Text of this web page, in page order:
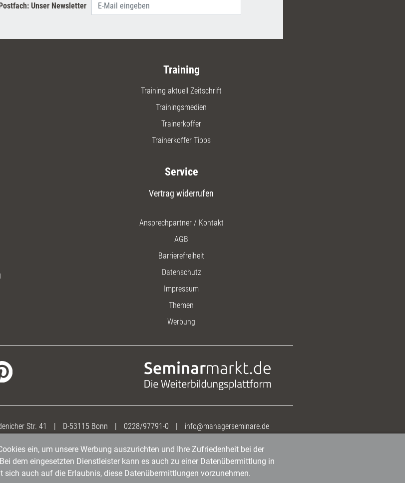
Unser Newsletter
Training
Training aktuell Zeitschrift
Trainingsmedien
Trainerkoffer
Trainerkoffer Tipps
Service
Vertrag widerrufen
Ansprechpartner / Kontakt
AGB
Barrierefreiheit
Datenschutz
Impressum
Themen
Werbung
Str. 41 | D-53115 Bonn | 0228/97791-0 | info@managerseminare.de
ein, um unsere Werbung auszurichten und Ihre Zufriedenheit bei der
dem eingesetzten Dienstleister kann es auch zu einer Datenübermittlung in
sich auch auf die Erlaubnis, diese Datenübermittlungen vorzunehmen.